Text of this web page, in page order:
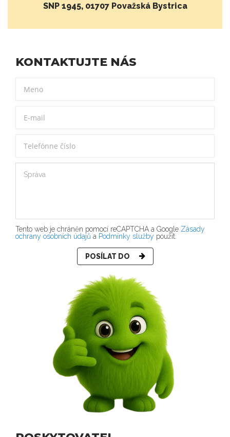
SNP 1945, 01707 Považská Bystrica
KONTAKTUJTE NÁS
Tento web je chráněn pomocí reCAPTCHA a Google Zásady
ochrany osobních údajů a Podmínky služby použít.
POSÍLAT DO